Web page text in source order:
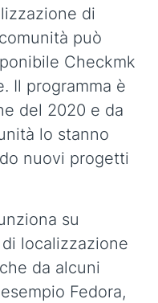
di
può
Checkmk
Il programma è
del 2020 e da
lo stanno
nuovi progetti
su
localizzazione
da alcuni
Fedora,